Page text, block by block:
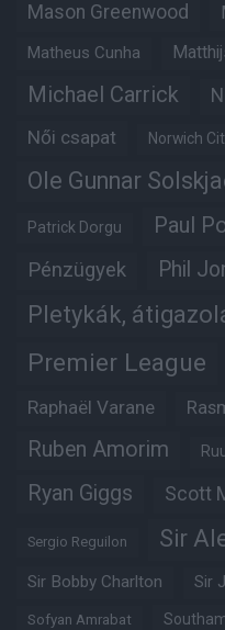
Mason Greenwood
Matheus Cunha
Michael Carrick
Női csapat Norwich
Ole Gunnar
Patrick Dorgu Paul
Pénzügyek Phil
Pletykák,
Premier League
Raphaël Varane
Ruben Amorim
Ryan Giggs Scott
Sergio Reguilon Sir
Sir Bobby Charlton Sir
Sofyan Amrabat